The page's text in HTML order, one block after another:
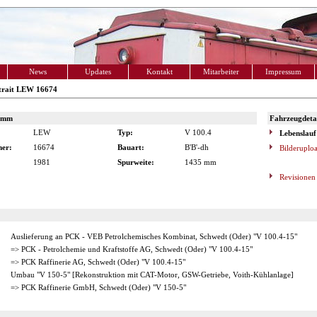
News Updates Kontakt Mitarbeiter Impressum
LEW 16674
LEW
Typ: V 100.4
Lebenslauf
16674 Bauart: B'B'-dh
1981
Spurweite:
1435 mm
Revisionen
Auslieferung an PCK - VEB Petrolchemisches Kombinat, Schwedt (Oder) "V 100.4-15"
=> PCK - Petrolchemie und Kraftstoffe AG, Schwedt (Oder) "V 100.4-15"
=> PCK Raffinerie AG, Schwedt (Oder) "V 100.4-15"
Umbau "V 150-5" [Rekonstruktion mit CAT-Motor, GSW-Getriebe, Voith-Kühlanlage]
=> PCK Raffinerie GmbH, Schwedt (Oder) "V 150-5"